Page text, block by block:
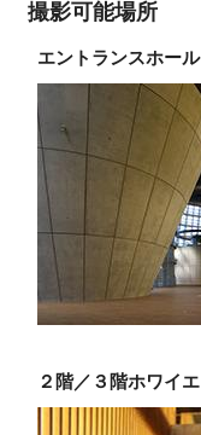
撮影可能場所
エントランスホール
２階／３階ホワイエ